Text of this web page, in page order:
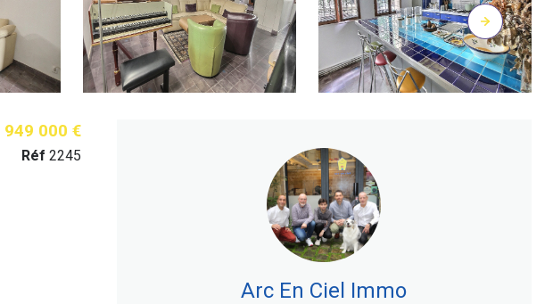
949 000 €
Réf 2245
Arc En Ciel Immo